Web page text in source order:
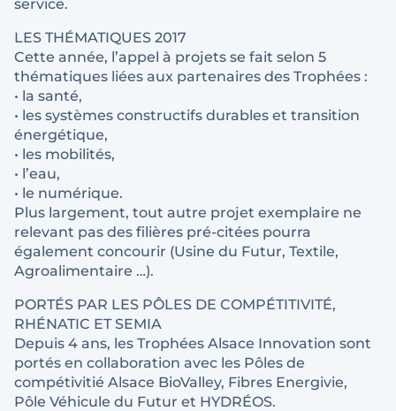
service.
LES THÉMATIQUES 2017
Cette année, l’appel à projets se fait selon 5
thématiques liées aux partenaires des Trophées :
• la santé,
• les systèmes constructifs durables et transition
énergétique,
• les mobilités,
• l’eau,
• le numérique.
Plus largement, tout autre projet exemplaire ne
relevant pas des filières pré-citées pourra
également concourir (Usine du Futur, Textile,
Agroalimentaire …).
PORTÉS PAR LES PÔLES DE COMPÉTITIVITÉ,
RHÉNATIC ET SEMIA
Depuis 4 ans, les Trophées Alsace Innovation sont
portés en collaboration avec les Pôles de
compétivitié Alsace BioValley, Fibres Energivie,
Pôle Véhicule du Futur et HYDRÉOS.